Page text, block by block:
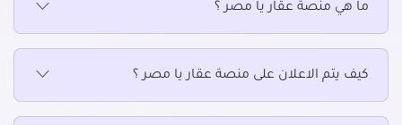
عقارات تجارية للبيع في كفر الدوار
عقارات تجارية للبيع في وادى النطرون
ما هي منصة عقار يا مصر ؟
كيف يتم الاعلان على منصة عقار يا مصر ؟